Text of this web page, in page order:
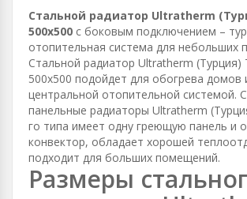
Стальной радиатор Ultratherm
500х500 с боковым подключением –
отопительная система для небольших
Стальной радиатор Ultratherm (Турция)
500х500 подойдет для обогрева домов
центральной отопительной системой.
панельные радиаторы Ultratherm
го типа имеет одну греющую панель и
конвектор, обладает хорошей
подходит для больших помещений.
Размеры